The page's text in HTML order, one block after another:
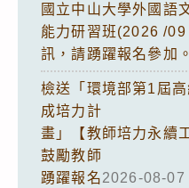
國立中山大學外國語
能力研習班(2026 /
訊，請踴躍報名參加。
檢送「環境部第1屆
成培力計
畫」【教師培力永續
鼓勵教師
踴躍報名2026-08-07